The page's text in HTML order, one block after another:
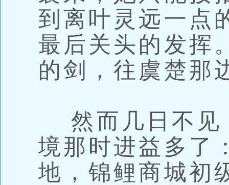
到离叶灵远一点
最后关头的发挥
的剑，往虞楚那
然而几日不见
境那时进益多了
地，锦鲤商城初